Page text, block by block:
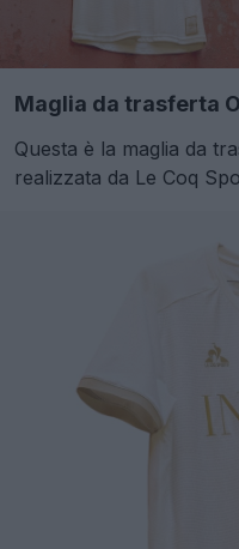
Maglia da trasferta
Questa è la maglia da
realizzata da Le Coq